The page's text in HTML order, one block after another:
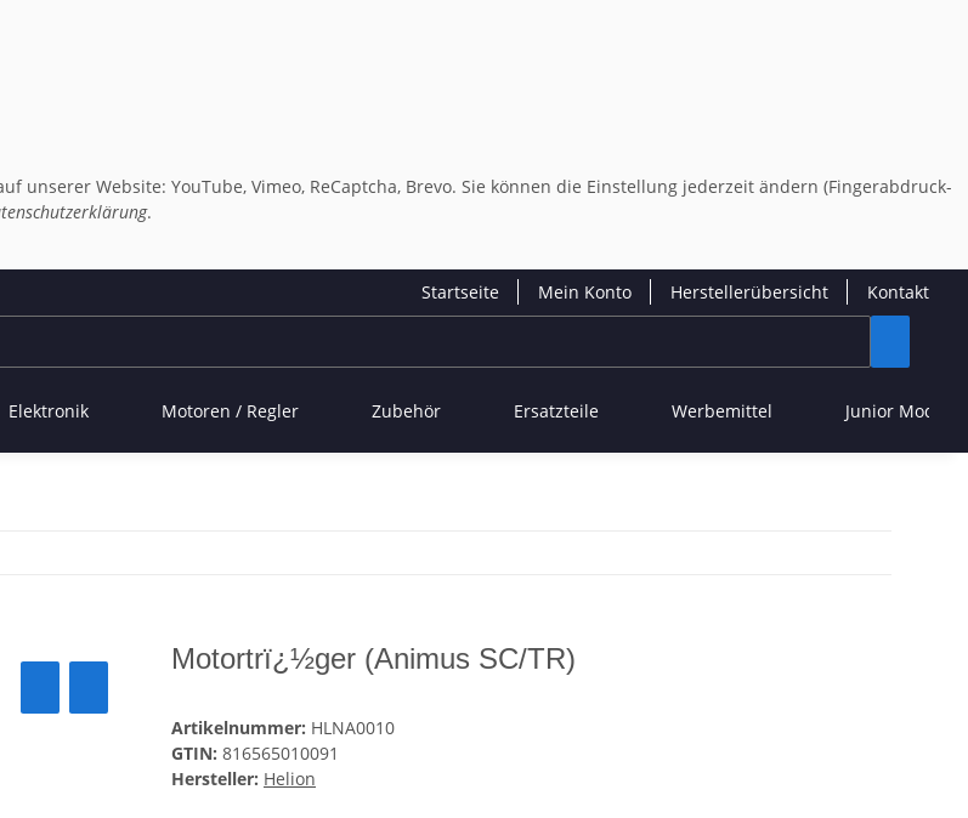
unserer Website: YouTube, Vimeo, ReCaptcha, Brevo. Sie können die Einstellung jederzeit ändern (Fingerabdruck-
.
Startseite
Mein Konto Herstellerübersicht Kontakt
Elektronik Motoren / Regler Zubehör Ersatzteile Werbemittel Junior
Motortrï¿½ger (Animus SC/TR)
Artikelnummer: HLNA0010
GTIN: 816565010091
Hersteller: Helion